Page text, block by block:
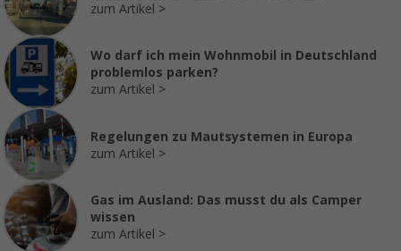
zum Artikel
Wo darf ich mein Wohnmobil in Deutschland
problemlos parken?
zum Artikel
Regelungen zu Mautsystemen in Europa
zum Artikel
Gas im Ausland: Das musst du als Camper
wissen
zum Artikel